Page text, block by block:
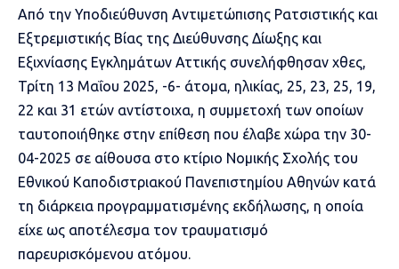
Από την Υποδιεύθυνση Αντιμετώπισης Ρατσιστικής και
Εξτρεμιστικής Βίας της Διεύθυνσης Δίωξης και
Εξιχνίασης Εγκλημάτων Αττικής συνελήφθησαν χθες,
Τρίτη 13 Μαΐου 2025, -6- άτομα, ηλικίας, 25, 23, 25, 19,
22 και 31 ετών αντίστοιχα, η συμμετοχή των οποίων
ταυτοποιήθηκε στην επίθεση που έλαβε χώρα την 30-
04-2025 σε αίθουσα στο κτίριο Νομικής Σχολής του
Εθνικού Καποδιστριακού Πανεπιστημίου Αθηνών κατά
τη διάρκεια προγραμματισμένης εκδήλωσης, η οποία
είχε ως αποτέλεσμα τον τραυματισμό
παρευρισκόμενου ατόμου.